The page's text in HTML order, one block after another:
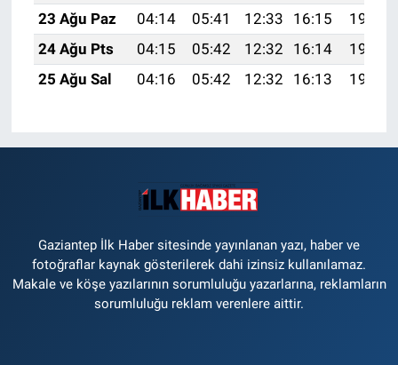
23 Ağu Paz
04:14 05:41 12:33 16:15
19:14
24 Ağu Pts
04:15 05:42 12:32 16:14
19:13
25 Ağu Sal
04:16 05:42 12:32 16:13 19:12
Gaziantep İlk Haber sitesinde yayınlanan yazı, haber ve
fotoğraflar kaynak gösterilerek dahi izinsiz kullanılamaz.
Makale ve köşe yazılarının sorumluluğu yazarlarına, reklamların
sorumluluğu reklam verenlere aittir.